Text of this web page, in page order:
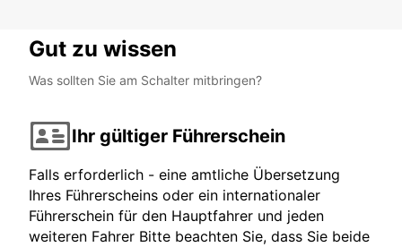
Gut zu wissen
Was sollten Sie am Schalter mitbringen?
Ihr gültiger Führerschein
Falls erforderlich - eine amtliche Übersetzung
Ihres Führerscheins oder ein internationaler
Führerschein für den Hauptfahrer und jeden
weiteren Fahrer Bitte beachten Sie, dass Sie beide